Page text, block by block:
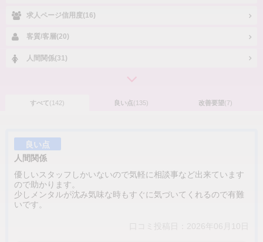
求人ページ信用度(16)
客質/客層(20)
人間関係(31)
すべて(142) 良い点(135) 改善要望(7)
良い点
人間関係
優しいスタッフしかいないので気軽に相談事など出来ています
ので助かります。
少しメンタルが沈み気味な時もすぐに気づいてくれるので有難
いです。